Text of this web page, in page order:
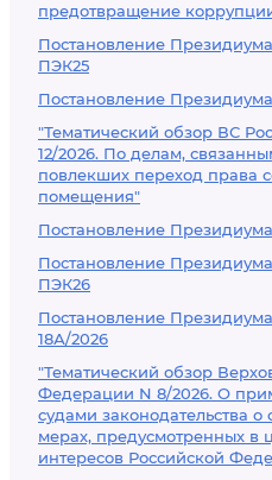
предотвращение
Постановление
ПЭК25
Постановление
"Тематический обзор ВС
12/2026. По делам,
повлекших переход права
помещения"
Постановление
Постановление
ПЭК26
Постановление
18А/2026
"Тематический обзор
Федерации N 8/2026. О
судами законодательства
мерах, предусмотренных в
интересов Российской